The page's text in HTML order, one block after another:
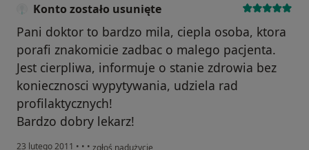
Konto zostało usunięte
Pani doktor to bardzo mila, ciepla osoba, ktora
porafi znakomicie zadbac o malego pacjenta.
Jest cierpliwa, informuje o stanie zdrowia bez
koniecznosci wypytywania, udziela rad
profilaktycznych!
Bardzo dobry lekarz!
23 lutego 2011 • • • w opinii użytkownika Konto zostało usunięte
zgłoś nadużycie